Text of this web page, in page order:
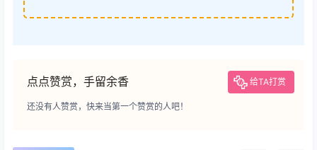
点点赞赏，手留余香 给TA打赏
还没有人赞赏，快来当第一个赞赏的人吧！